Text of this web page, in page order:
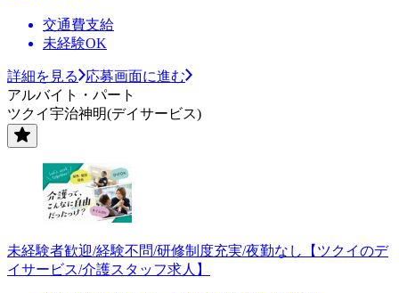
交通費支給
未経験OK
詳細を見る
応募画面に進む
アルバイト・パート
ツクイ宇治神明(デイサービス)
未経験者歓迎/経験不問/研修制度充実/夜勤なし【ツクイのデ
イサービス/介護スタッフ求人】